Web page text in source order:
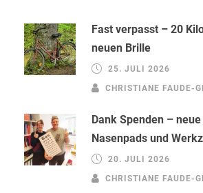
Fast verpasst – 20
neuen Brille
25. JULI 2026
CHRISTIANE FAUDE-
Dank Spenden –
Nasenpads und
20. JULI 2026
CHRISTIANE FAUDE-